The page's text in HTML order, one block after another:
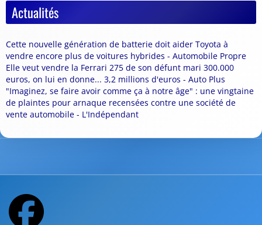
Actualités
Cette nouvelle génération de batterie doit aider Toyota à
vendre encore plus de voitures hybrides - Automobile Propre
Elle veut vendre la Ferrari 275 de son défunt mari 300.000
euros, on lui en donne... 3,2 millions d'euros - Auto Plus
"Imaginez, se faire avoir comme ça à notre âge" : une vingtaine
de plaintes pour arnaque recensées contre une société de
vente automobile - L'Indépendant